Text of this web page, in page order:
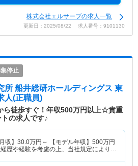
株式会社エルサーブの求人一覧
更新日：2025/08/22 求人番号：9101130
停止
所 船井総研ホールディングス 東
人(正職員)
ら徒歩すぐ！年収500万円以上☆貴重
の求人です♪
収】 30.0万円～ 【モデル年収】 500万円
歴や経験を考慮の上、当社規定により決